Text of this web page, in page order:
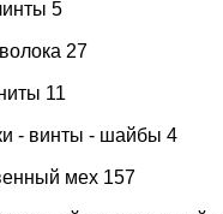
5
27
11
- винты - шайбы 4
мех 157